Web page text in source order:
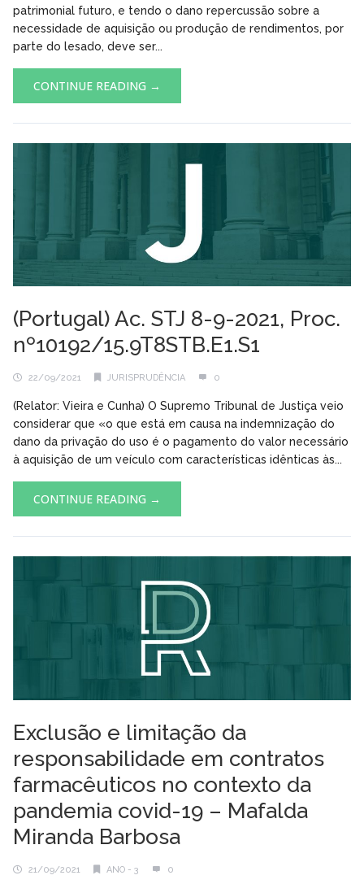
patrimonial futuro, e tendo o dano repercussão sobre a
necessidade de aquisição ou produção de rendimentos, por
parte do lesado, deve ser...
CONTINUE READING →
(Portugal) Ac. STJ 8-9-2021, Proc.
nº10192/15.9T8STB.E1.S1
22/09/2021 JURISPRUDÊNCIA 0
(Relator: Vieira e Cunha) O Supremo Tribunal de Justiça veio
considerar que «o que está em causa na indemnização do
dano da privação do uso é o pagamento do valor necessário
à aquisição de um veículo com características idênticas às...
CONTINUE READING →
Exclusão e limitação da
responsabilidade em contratos
farmacêuticos no contexto da
pandemia covid-19 – Mafalda
Miranda Barbosa
21/09/2021 ANO - 3 0